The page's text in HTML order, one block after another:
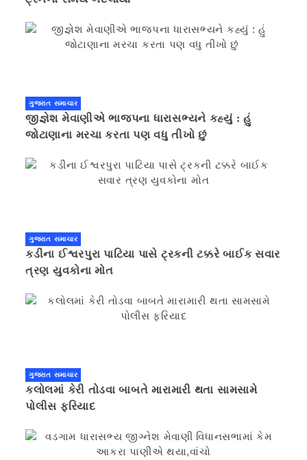
ગુજરાત સમાચાર
જીજ્ઞેશ મેવાણીએ ભાજપના ધારાસભ્યને કહ્યું : હું
જોટાણાના મરચા કરતા પણ વધુ તીખો છું
ગુજરાત સમાચાર
કડીના ઈશ્વરપુરા પાટિયા પાસે ટ્રકની ટક્કરે બાઈક સવાર
ત્રણ યુવકોના મોત
ગુજરાત સમાચાર
કલોલમાં કેરી તોડવા બાબતે મારામારી થતા સામસામે
પોલીસ ફરિયાદ